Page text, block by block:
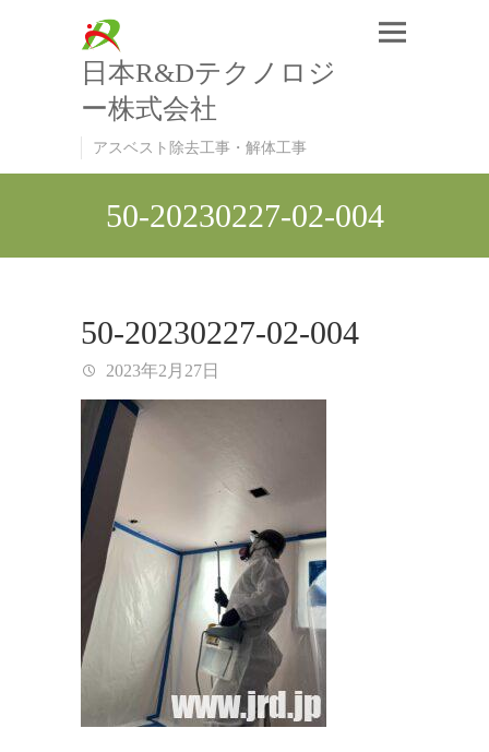
日本R&Dテクノロジ
ー株式会社
アスベスト除去工事・解体工事
50-20230227-02-004
50-20230227-02-004
2023年2月27日